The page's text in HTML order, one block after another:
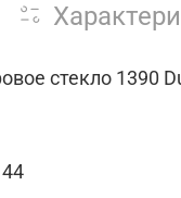
стекло 1390